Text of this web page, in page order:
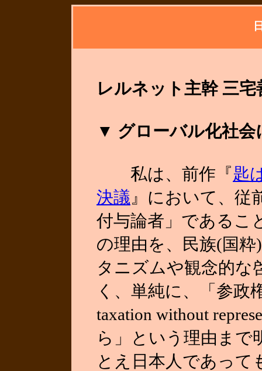
レルネット主幹 三宅
▼ グローバル化社会
私は、前作『匙
決議 』において、従
付与論者」であるこ
の理由を、民族(国
タニズムや観念的な
く、単純に、「参政
taxation without
ら」という理由まで
とえ日本人であって